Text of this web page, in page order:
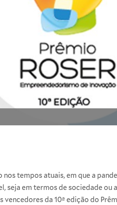
tempos atuais, em que a
seja em termos de sociedade
da 10ª edição do